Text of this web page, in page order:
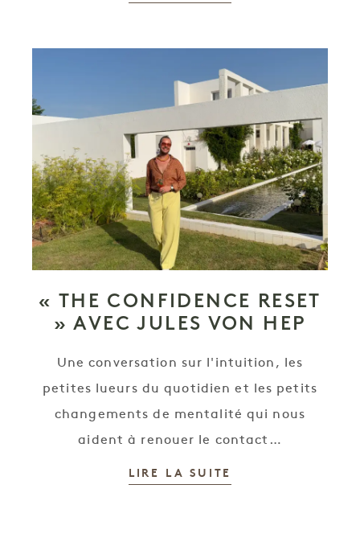
« THE CONFIDENCE RESET
» AVEC JULES VON HEP
Une conversation sur l'intuition, les
petites lueurs du quotidien et les petits
changements de mentalité qui nous
aident à renouer le contact…
LIRE LA SUITE